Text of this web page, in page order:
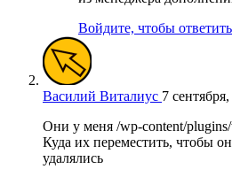
Войдите, чтобы ответить
Василий Виталиус 7
Они у меня /wp-content/
Куда их переместить, чтобы
удалялись